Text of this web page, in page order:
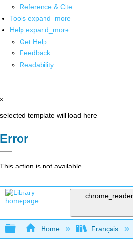
Reference & Cite
Tools expand_more
Help expand_more
Get Help
Feedback
Readability
x
selected template will load here
Error
This action is not available.
Expand/collapse global
Home Français